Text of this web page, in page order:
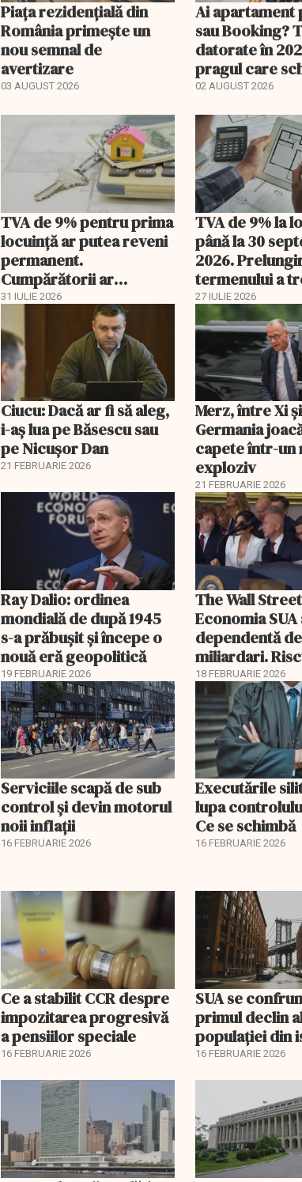
Piața rezidențială din
România primește un
nou semnal de
avertizare
03 AUGUST 2026
Ai apartament
sau Booking?
datorate în
pragul care
regimul fiscal
02 AUGUST 2026
TVA de 9% pentru prima
locuință ar putea reveni
permanent.
Cumpărătorii ar
economisi zeci de mii de
31 IULIE 2026
TVA de 9% la
până la 30
2026.
termenului a
comisia din
27 IULIE 2026
Ciucu: Dacă ar fi să aleg,
i-aș lua pe Băsescu sau
pe Nicușor Dan
21 FEBRUARIE 2026
Merz, între Xi
Germania
capete într-un
exploziv
21 FEBRUARIE 2026
Ray Dalio: ordinea
mondială de după 1945
s-a prăbușit și începe o
nouă eră geopolitică
19 FEBRUARIE 2026
The Wall
Economia
dependentă de
miliardari.
pentru burse
18 FEBRUARIE 2026
Serviciile scapă de sub
control și devin motorul
noii inflații
16 FEBRUARIE 2026
Executările
lupa
Ce se schimbă
16 FEBRUARIE 2026
Ce a stabilit CCR despre
impozitarea progresivă
a pensiilor speciale
16 FEBRUARIE 2026
SUA se
primul declin
populației din
16 FEBRUARIE 2026